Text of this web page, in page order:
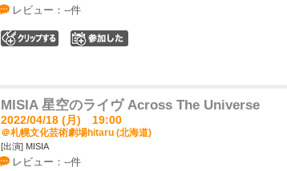
レビュー：--件
MISIA 星空のライヴ Across The Universe
2022/04/18 (月) 19:00
＠札幌文化芸術劇場hitaru (北海道)
[出演] MISIA
レビュー：--件